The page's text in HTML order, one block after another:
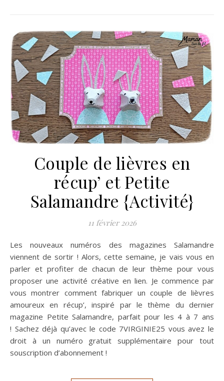
Couple de lièvres en
récup’ et Petite
Salamandre {Activité}
11 février 2026
Les nouveaux numéros des magazines Salamandre
viennent de sortir ! Alors, cette semaine, je vais vous en
parler et profiter de chacun de leur thème pour vous
proposer une activité créative en lien. Je commence par
vous montrer comment fabriquer un couple de lièvres
amoureux en récup’, inspiré par le thème du dernier
magazine Petite Salamandre, parfait pour les 4 à 7 ans
! Sachez déjà qu’avec le code 7VIRGINIE25 vous avez le
droit à un numéro gratuit supplémentaire pour tout
souscription d’abonnement !